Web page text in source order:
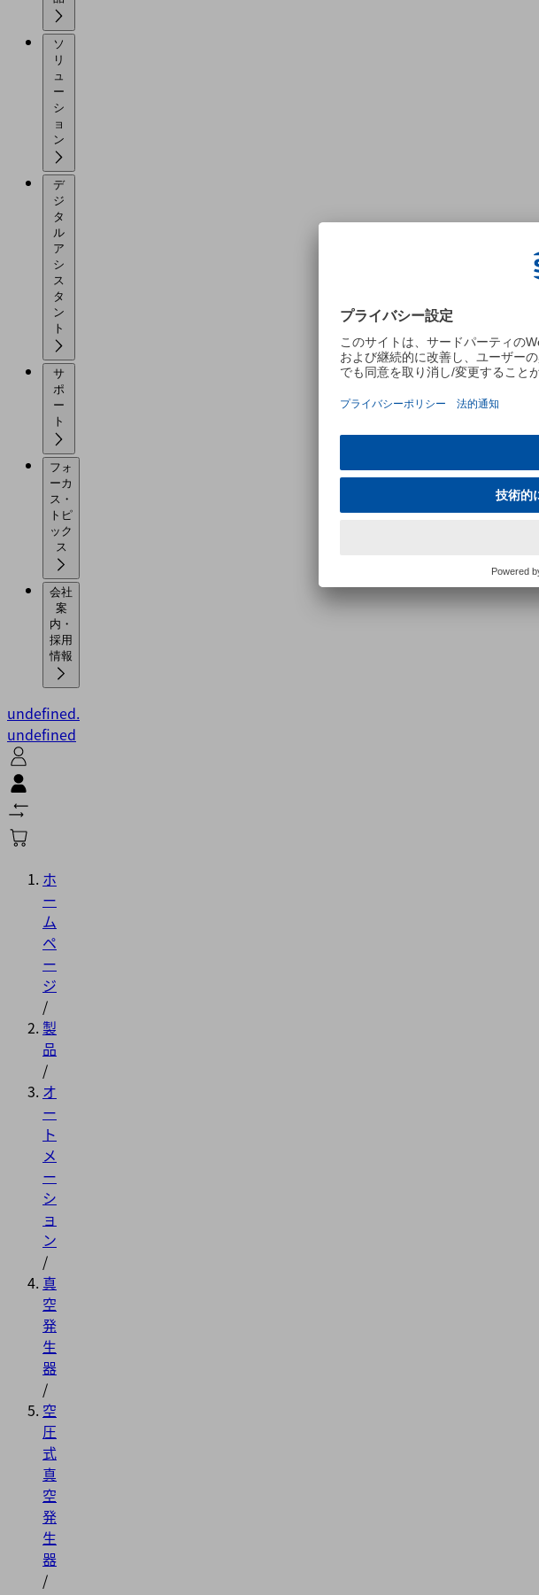
ソ
リ
ュ
ー
シ
ョ
デ
ジ
タ
ル
ア
シ
ス
タ
ン
サ
ポ
ー
フォ
ーカ
ス・
トピ
ック
会社
案
内・
採用
情報
undefined.
undefined
ホ
ー
ム
ペ
ー
ジ
/
製
品
/
オ
ー
ト
メ
ー
シ
ョ
ン
/
真
空
発
生
器
/
空
圧
式
真
空
発
生
器
/